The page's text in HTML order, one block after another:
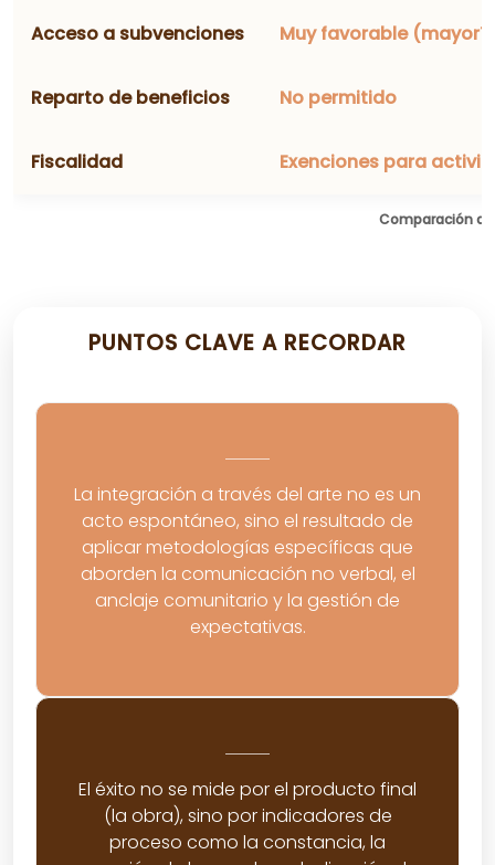
Comparación
Acceso a subvenciones Muy favorable
Reparto de beneficios No permitido
Fiscalidad Exenciones para
PUNTOS CLAVE A RECORDAR
La integración a través del arte no es un
acto espontáneo, sino el resultado de
aplicar metodologías específicas que
aborden la comunicación no verbal, el
anclaje comunitario y la gestión de
expectativas.
El éxito no se mide por el producto final
(la obra), sino por indicadores de
proceso como la constancia, la